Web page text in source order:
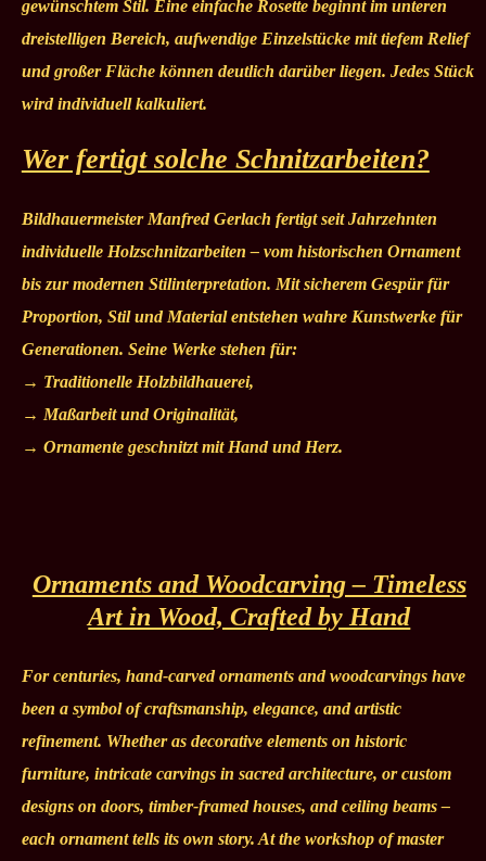
gewünschtem Stil. Eine einfache Rosette beginnt im unteren
dreistelligen Bereich, aufwendige Einzelstücke mit tiefem Relief
und großer Fläche können deutlich darüber liegen. Jedes Stück
wird individuell kalkuliert.
Wer fertigt solche Schnitzarbeiten?
Bildhauermeister Manfred Gerlach fertigt seit Jahrzehnten
individuelle Holzschnitzarbeiten – vom historischen Ornament
bis zur modernen Stilinterpretation. Mit sicherem Gespür für
Proportion, Stil und Material entstehen wahre Kunstwerke für
Generationen. Seine Werke stehen für:
→ Traditionelle Holzbildhauerei,
→ Maßarbeit und Originalität,
→ Ornamente geschnitzt mit Hand und Herz.
Ornaments and Woodcarving – Timeless
Art in Wood, Crafted by Hand
For centuries, hand-carved ornaments and woodcarvings have
been a symbol of craftsmanship, elegance, and artistic
refinement. Whether as decorative elements on historic
furniture, intricate carvings in sacred architecture, or custom
designs on doors, timber-framed houses, and ceiling beams –
each ornament tells its own story. At the workshop of master